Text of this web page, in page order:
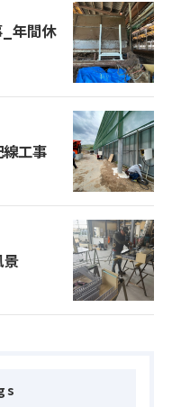
年間休
工事